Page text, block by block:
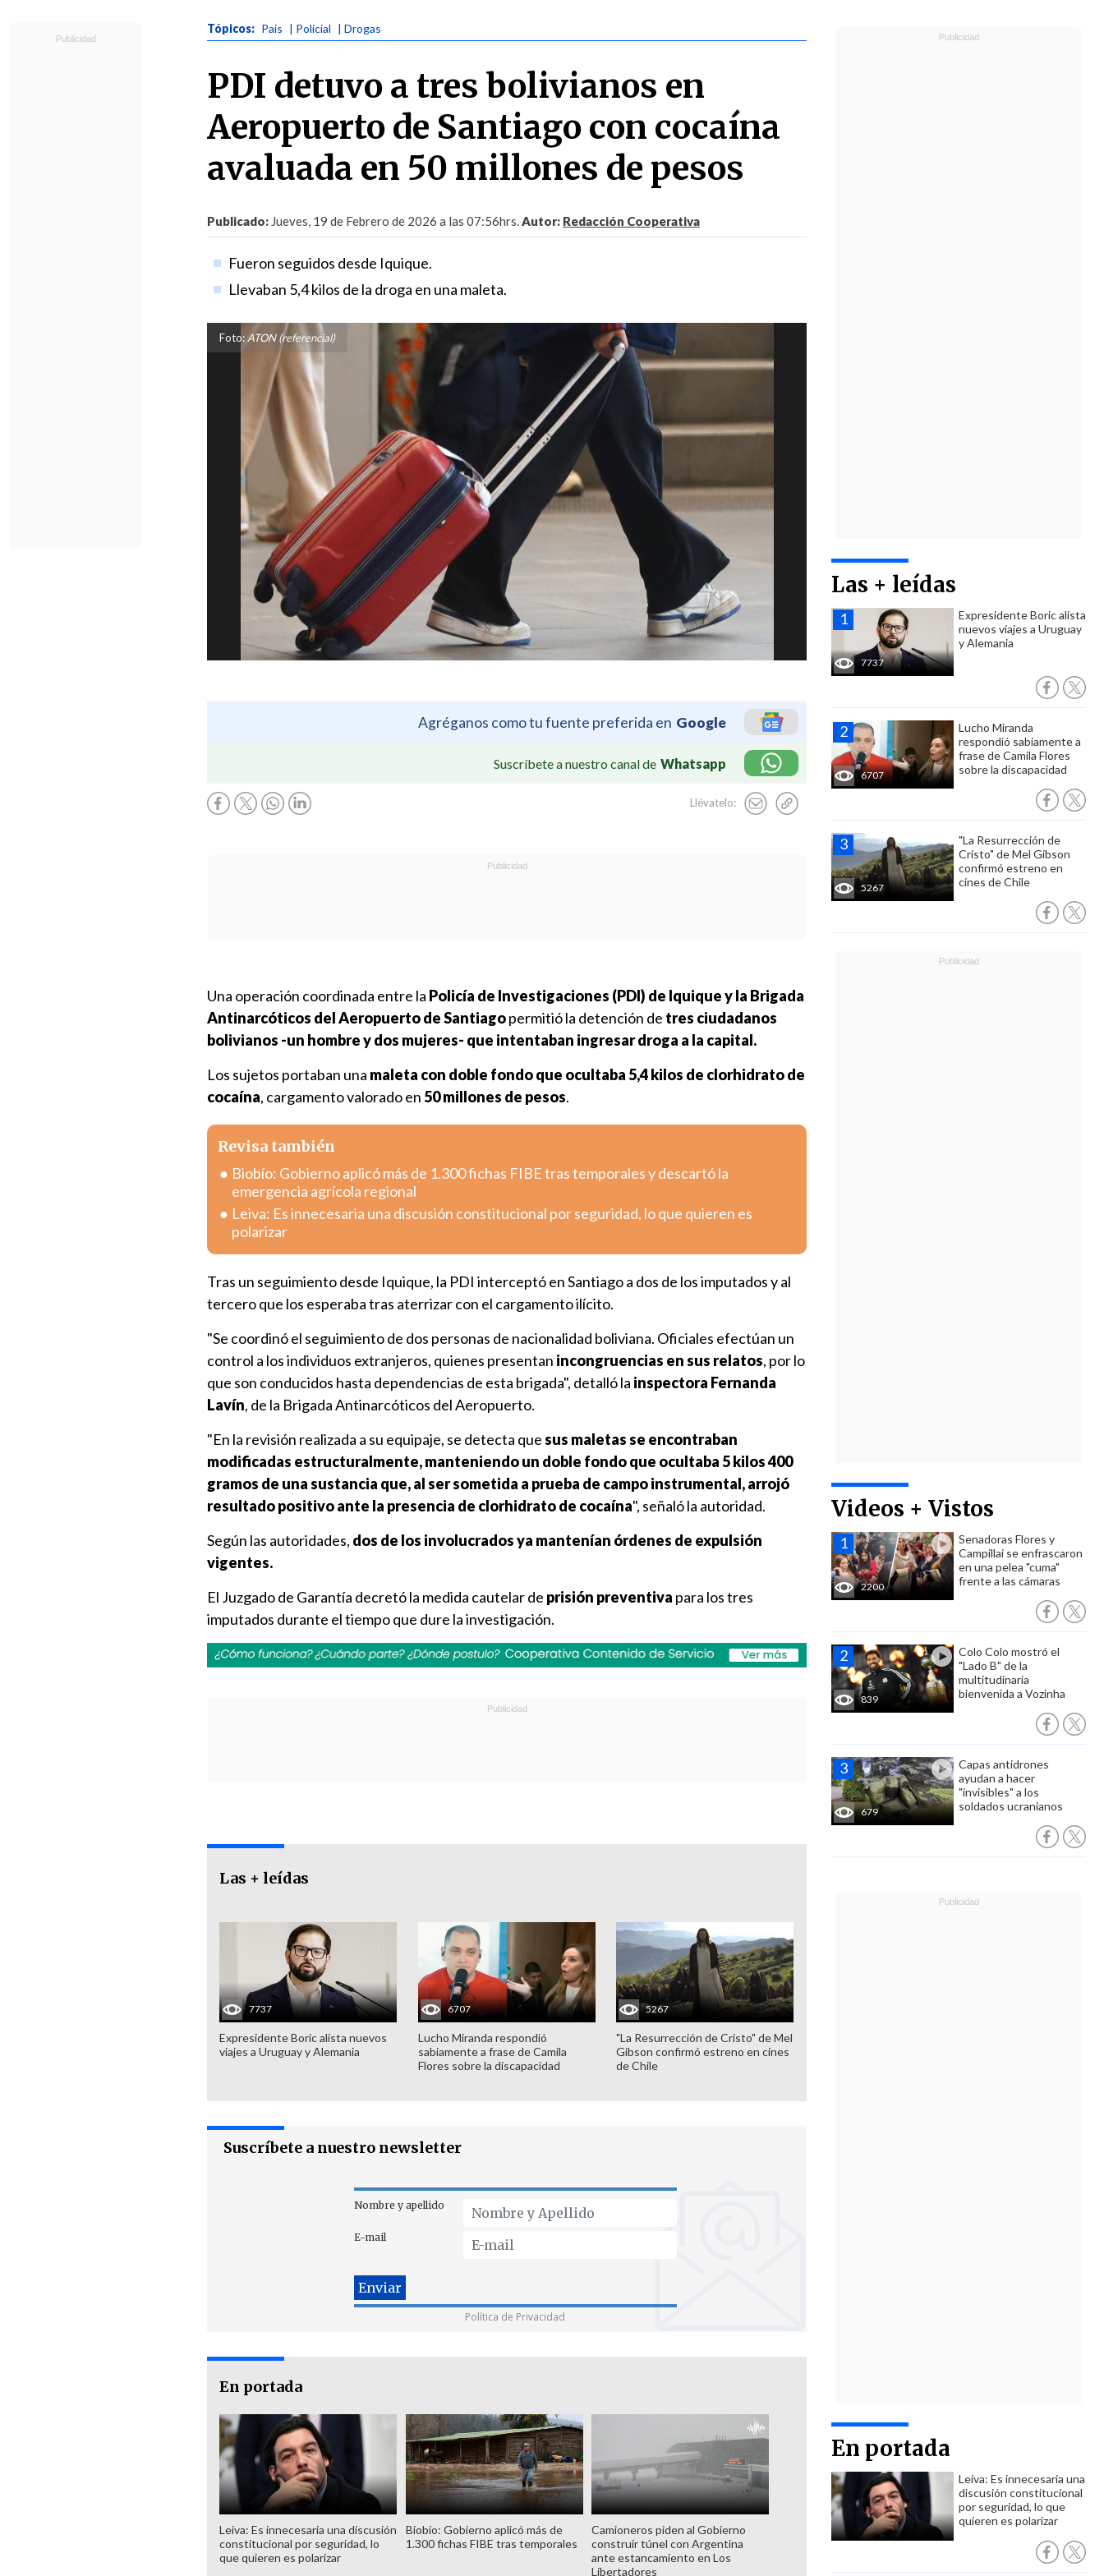
Tópicos: País | Policial | Drogas
PDI detuvo a tres bolivianos en
Aeropuerto de Santiago con cocaína
avaluada en 50 millones de pesos
Publicado: Jueves, 19 de Febrero de 2026 a las 07:56hrs.Autor: Redacción Cooperativa
Fueron seguidos desde Iquique.
Llevaban 5,4 kilos de la droga en una maleta.
Foto:ATON (referencial)
Agréganos como tu fuente preferida en Google
Suscríbete a nuestro canal de Whatsapp
Llévatelo:
Las + leídas
7737
Expresidente Boric alista
nuevos viajes a Uruguay
y Alemania
6707
Lucho Miranda
respondió sabiamente a
frase de Camila Flores
sobre la discapacidad
5267
"La Resurrección de
Cristo" de Mel Gibson
confirmó estreno en
cines de Chile
Videos + Vistos
2200
Senadoras Flores y
Campillai se enfrascaron
en una pelea "cuma"
frente a las cámaras
839
Colo Colo mostró el
"Lado B" de la
multitudinaria
bienvenida a Vozinha
679
Capas antidrones
ayudan a hacer
"invisibles" a los
soldados ucranianos
En portada
Leiva: Es innecesaria una
discusión constitucional
por seguridad, lo que
quieren es polarizar
Una operación coordinada entre la Policía de Investigaciones (PDI) de Iquique y la Brigada
Antinarcóticos del Aeropuerto de Santiagopermitió la detención de tres ciudadanos
bolivianos -un hombre y dos mujeres- que intentaban ingresar droga a la capital.
Los sujetos portaban una maleta con doble fondo que ocultaba 5,4 kilos de clorhidrato de
cocaína, cargamento valorado en 50 millones de pesos.
Revisa también
Biobío: Gobierno aplicó más de 1.300 fichas FIBE tras temporales y descartó la
emergencia agrícola regional
Leiva: Es innecesaria una discusión constitucional por seguridad, lo que quieren es
polarizar
Tras un seguimiento desde Iquique, la PDI interceptó en Santiago a dos de los imputados y al
tercero que los esperaba tras aterrizar con el cargamento ilícito.
"Se coordinó el seguimiento de dos personas de nacionalidad boliviana. Oficiales efectúan un
control a los individuos extranjeros, quienes presentan incongruencias en sus relatos, por lo
que son conducidos hasta dependencias de esta brigada", detalló la inspectora Fernanda
Lavín, de la Brigada Antinarcóticos del Aeropuerto.
"En la revisión realizada a su equipaje, se detecta quesus maletas se encontraban
modificadas estructuralmente, manteniendo un doble fondo que ocultaba 5 kilos 400
gramos de una sustancia que, al ser sometida a prueba de campo instrumental, arrojó
resultado positivo ante la presencia de clorhidrato de cocaína", señaló la autoridad.
Según las autoridades, dos de los involucrados ya mantenían órdenes de expulsión
vigentes.
El Juzgado de Garantía decretó la medida cautelar de prisión preventiva para los tres
imputados durante el tiempo que dure la investigación.
Las + leídas
7737
Expresidente Boric alista nuevos
viajes a Uruguay y Alemania
6707
Lucho Miranda respondió
sabiamente a frase de Camila
Flores sobre la discapacidad
5267
"La Resurrección de Cristo" de Mel
Gibson confirmó estreno en cines
de Chile
Suscríbete a nuestro newsletter
Nombre y apellido
E-mail
Política de Privacidad
En portada
Leiva: Es innecesaria una discusión
constitucional por seguridad, lo
que quieren es polarizar
Biobío: Gobierno aplicó más de
1.300 fichas FIBE tras temporales
Camioneros piden al Gobierno
construir túnel con Argentina
ante estancamiento en Los
Libertadores